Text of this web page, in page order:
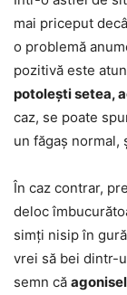
mai priceput
o problemă
pozitivă este
potolești setea,
caz, se poate
un făgaș normal,
În caz contrar,
deloc
simți nisip în
vrei să bei dintr-
semn că